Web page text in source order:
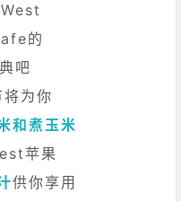
的
吧
为你
和煮玉米
苹果
供你享用